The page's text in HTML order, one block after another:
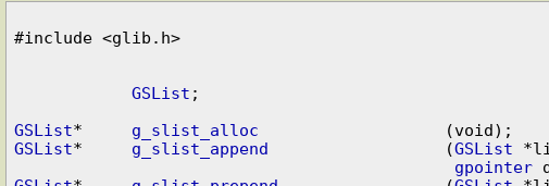
#include <glib.h>
GSList ;
GSList* g_slist_alloc
GSList* g_slist_append
                  (
GSList
gpointer